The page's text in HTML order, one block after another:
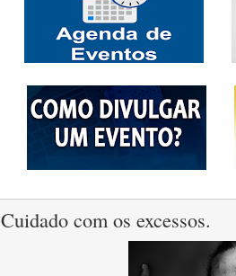
Cuidado com os excessos.